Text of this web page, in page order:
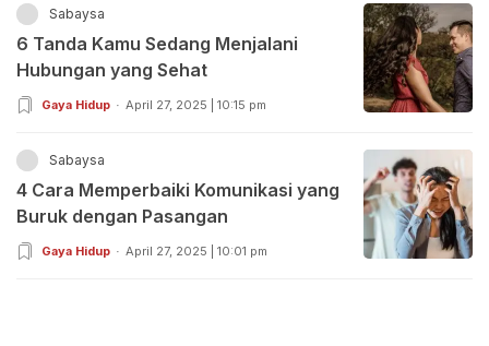
Sabaysa
6 Tanda Kamu Sedang Menjalani
Hubungan yang Sehat
Gaya Hidup April 27, 2025 | 10:15 pm
Sabaysa
4 Cara Memperbaiki Komunikasi yang
Buruk dengan Pasangan
Gaya Hidup April 27, 2025 | 10:01 pm